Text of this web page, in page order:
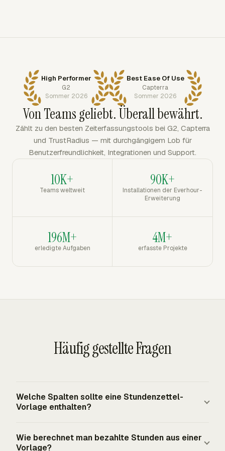
High Performer
G2
Sommer 2026
Best Ease Of Use
Capterra
Sommer 2026
Von Teams geliebt. Überall bewährt.
Zählt zu den besten Zeiterfassungstools bei G2, Capterra
und TrustRadius — mit durchgängigem Lob für
Benutzerfreundlichkeit, Integrationen und Support.
10K+
Teams weltweit
90K+
Installationen der Everhour-
Erweiterung
196M+
erledigte Aufgaben
4M+
erfasste Projekte
Häufig gestellte Fragen
Welche Spalten sollte eine Stundenzettel-
Vorlage enthalten?
Mitarbeitername, Arbeitswochendaten, tägliche
Wie berechnet man bezahlte Stunden aus einer
Vorlage?